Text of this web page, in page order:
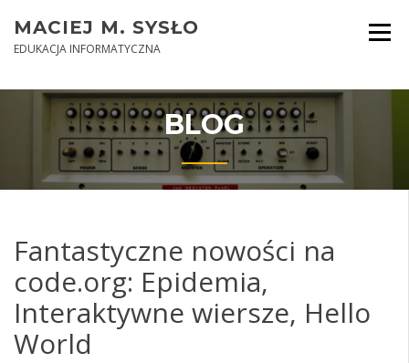
content
MACIEJ M. SYSŁO
EDUKACJA INFORMATYCZNA
BLOG
Fantastyczne nowości na
code.org: Epidemia,
Interaktywne wiersze, Hello
World